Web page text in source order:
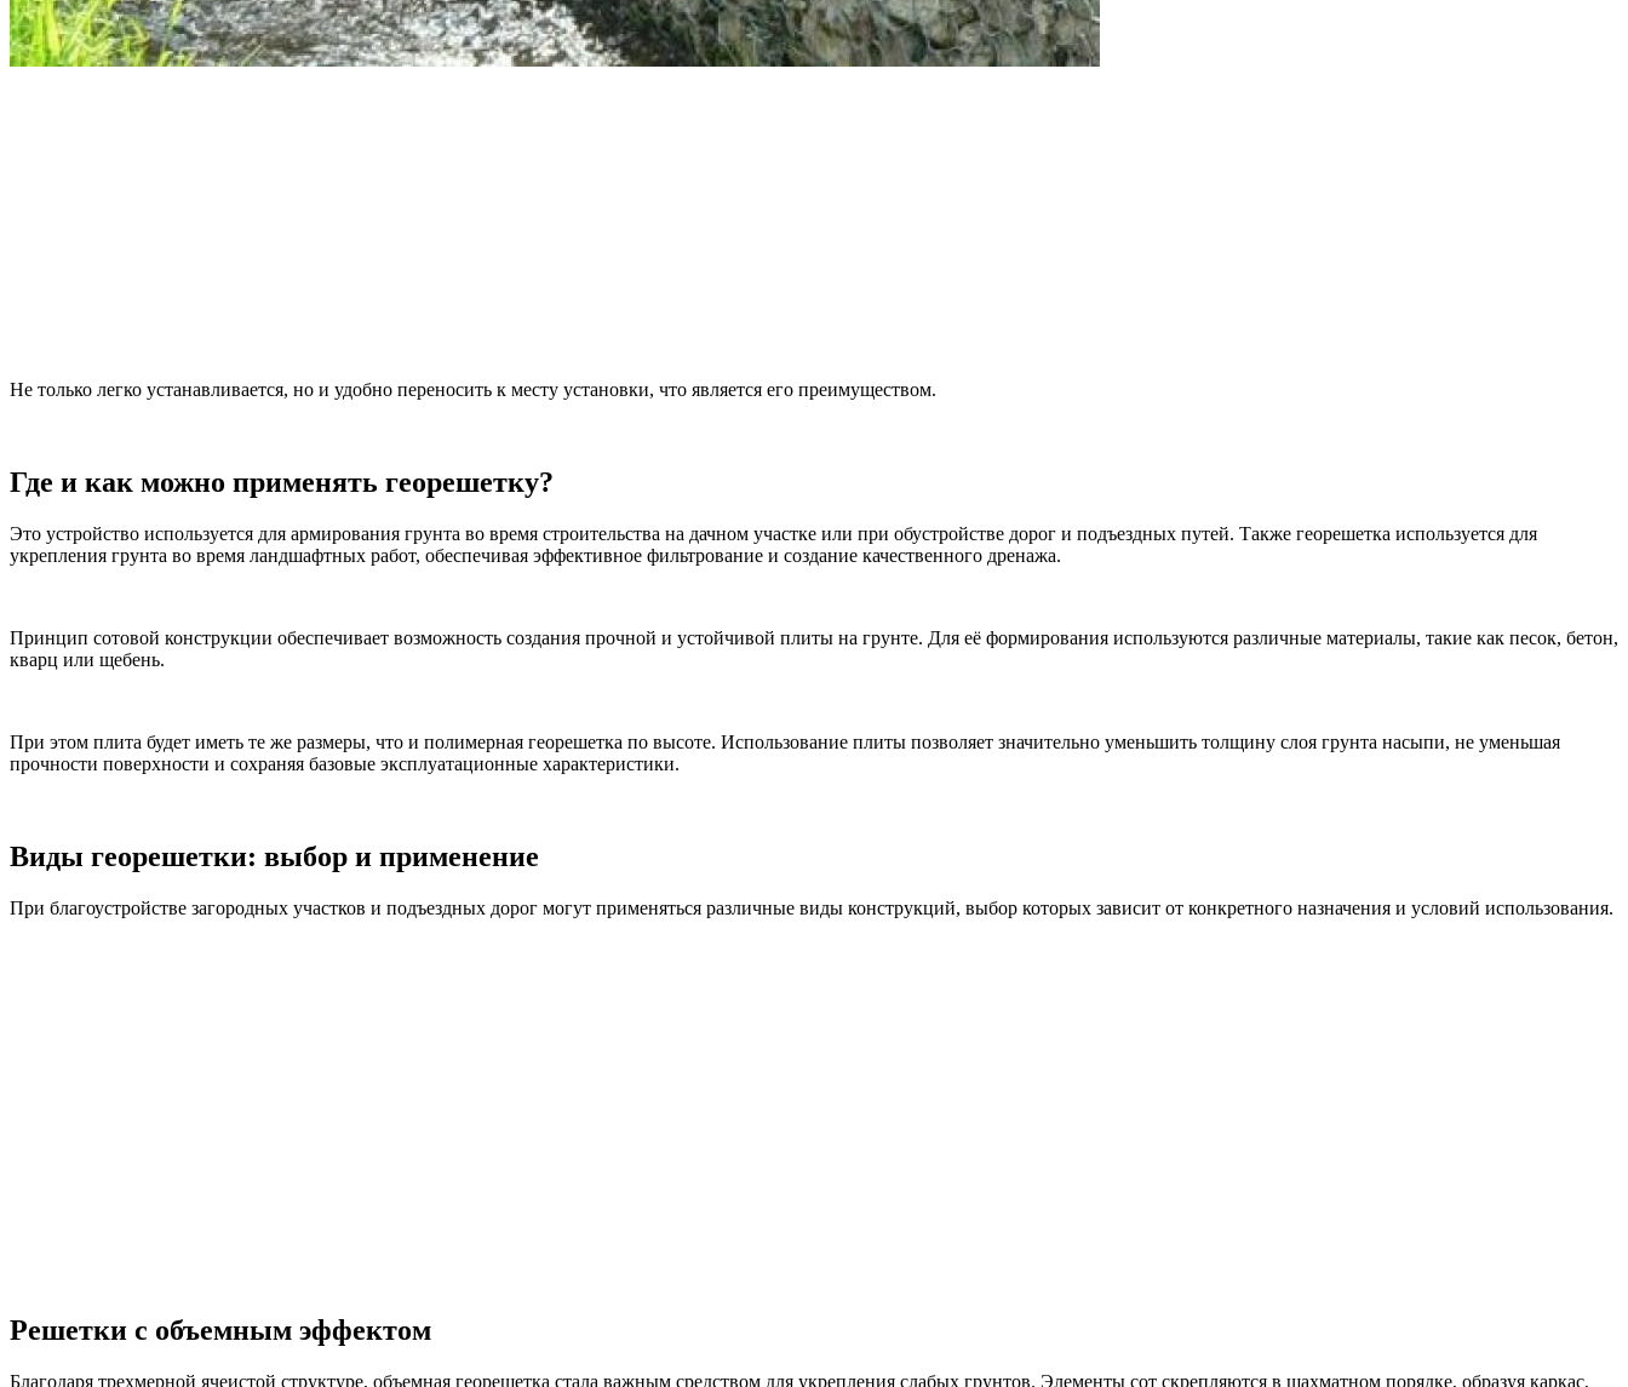
Не только легко устанавливается, но и удобно переносить к месту установки, что является его преимуществом.
Где и как можно применять георешетку?
Это устройство используется для армирования грунта во время строительства на дачном участке или при обустройстве дорог и подъездных путей. Также георешетка используется для
укрепления грунта во время ландшафтных работ, обеспечивая эффективное фильтрование и создание качественного дренажа.
Принцип сотовой конструкции обеспечивает возможность создания прочной и устойчивой плиты на грунте. Для её формирования используются различные материалы, такие как песок, бетон,
кварц или щебень.
При этом плита будет иметь те же размеры, что и полимерная георешетка по высоте. Использование плиты позволяет значительно уменьшить толщину слоя грунта насыпи, не уменьшая
прочности поверхности и сохраняя базовые эксплуатационные характеристики.
Виды георешетки: выбор и применение
При благоустройстве загородных участков и подъездных дорог могут применяться различные виды конструкций, выбор которых зависит от конкретного назначения и условий использования.
Решетки с объемным эффектом
Благодаря трехмерной ячеистой структуре, объемная георешетка стала важным средством для укрепления слабых грунтов. Элементы сот скрепляются в шахматном порядке, образуя каркас,